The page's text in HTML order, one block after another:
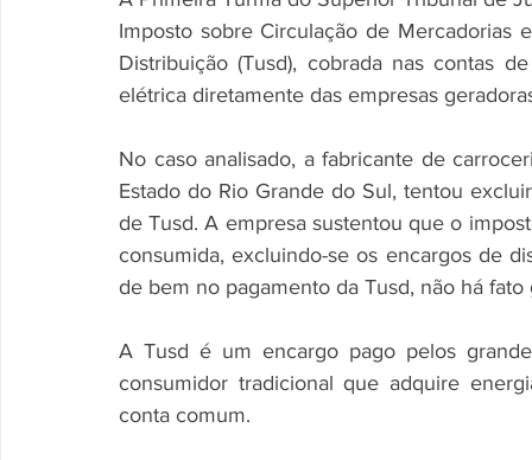
Imposto sobre Circulação de Mercadorias
Distribuição (Tusd), cobrada nas contas
elétrica diretamente das empresas
No caso analisado, a fabricante de
Estado do Rio Grande do Sul, tentou
de Tusd. A empresa sustentou que o
consumida, excluindo-se os encargos de
de bem no pagamento da Tusd, não há
A Tusd é um encargo pago pelos
consumidor tradicional que adquire
conta comum.